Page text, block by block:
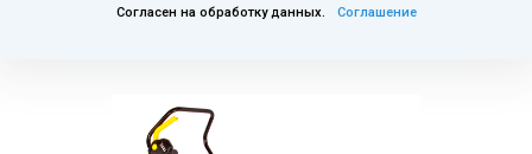
Согласен на обработку данных. Соглашение